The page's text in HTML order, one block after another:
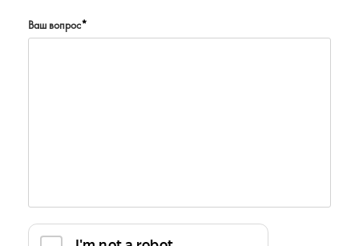
Ваш вопрос*